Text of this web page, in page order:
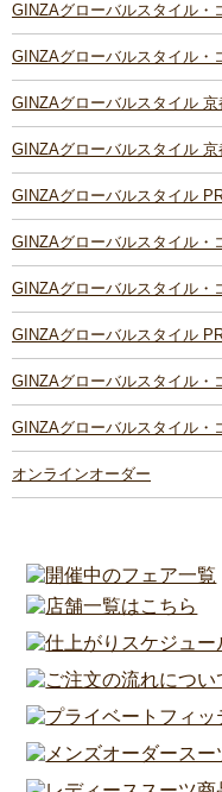
GINZAグローバルスタイル・
GINZAグローバルスタイル・
GINZAグローバルスタイル
GINZAグローバルスタイル
GINZAグローバルスタイル
GINZAグローバルスタイル・
GINZAグローバルスタイル・
GINZAグローバルスタイル
GINZAグローバルスタイル・
GINZAグローバルスタイル・
オンラインオーダー